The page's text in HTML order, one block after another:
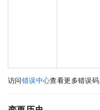
访问错误中心查看更多错误码